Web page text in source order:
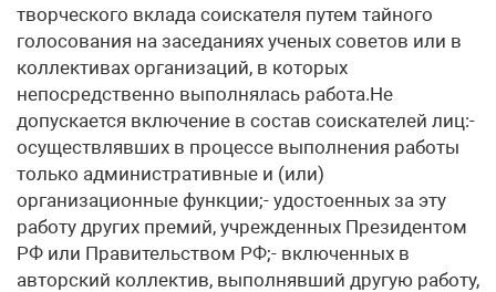
творческого вклада соискателя путем тайного
голосования на заседаниях ученых советов или в
коллективах организаций, в которых
непосредственно выполнялась работа.Не
допускается включение в состав соискателей лиц:-
осуществлявших в процессе выполнения работы
только административные и (или)
организационные функции;- удостоенных за эту
работу других премий, учрежденных Президентом
РФ или Правительством РФ;- включенных в
авторский коллектив, выполнявший другую работу,